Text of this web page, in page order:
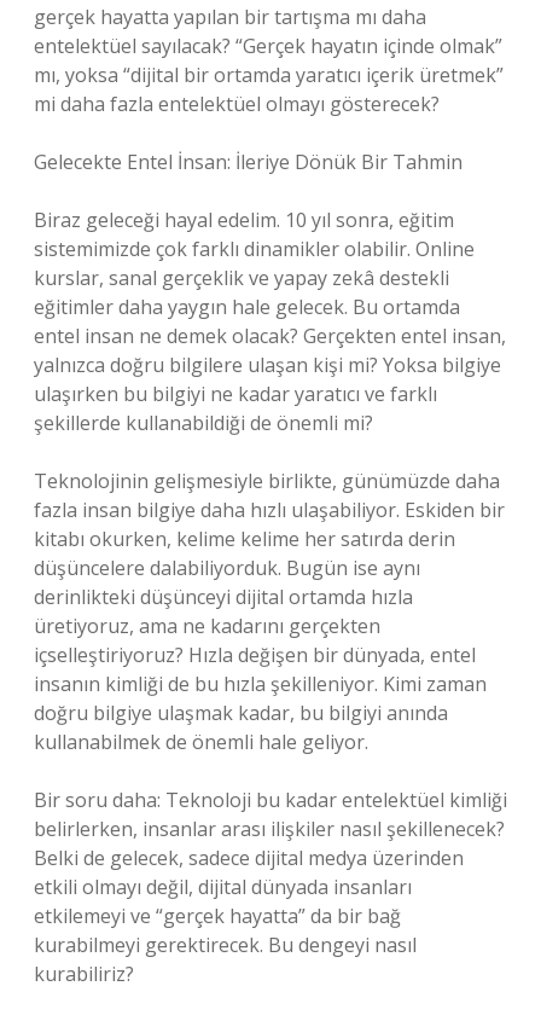
gerçek hayatta yapılan bir tartışma mı daha
entelektüel sayılacak? “Gerçek hayatın içinde olmak”
mı, yoksa “dijital bir ortamda yaratıcı içerik üretmek”
mi daha fazla entelektüel olmayı gösterecek?
Gelecekte Entel İnsan: İleriye Dönük Bir Tahmin
Biraz geleceği hayal edelim. 10 yıl sonra, eğitim
sistemimizde çok farklı dinamikler olabilir. Online
kurslar, sanal gerçeklik ve yapay zekâ destekli
eğitimler daha yaygın hale gelecek. Bu ortamda
entel insan ne demek olacak? Gerçekten entel insan,
yalnızca doğru bilgilere ulaşan kişi mi? Yoksa bilgiye
ulaşırken bu bilgiyi ne kadar yaratıcı ve farklı
şekillerde kullanabildiği de önemli mi?
Teknolojinin gelişmesiyle birlikte, günümüzde daha
fazla insan bilgiye daha hızlı ulaşabiliyor. Eskiden bir
kitabı okurken, kelime kelime her satırda derin
düşüncelere dalabiliyorduk. Bugün ise aynı
derinlikteki düşünceyi dijital ortamda hızla
üretiyoruz, ama ne kadarını gerçekten
içselleştiriyoruz? Hızla değişen bir dünyada, entel
insanın kimliği de bu hızla şekilleniyor. Kimi zaman
doğru bilgiye ulaşmak kadar, bu bilgiyi anında
kullanabilmek de önemli hale geliyor.
Bir soru daha: Teknoloji bu kadar entelektüel kimliği
belirlerken, insanlar arası ilişkiler nasıl şekillenecek?
Belki de gelecek, sadece dijital medya üzerinden
etkili olmayı değil, dijital dünyada insanları
etkilemeyi ve “gerçek hayatta” da bir bağ
kurabilmeyi gerektirecek. Bu dengeyi nasıl
kurabiliriz?